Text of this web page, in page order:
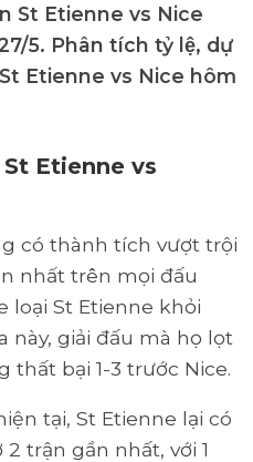
St Etienne vs Nice
5. Phân tích tỷ lệ, dự
Etienne vs Nice hôm
Etienne vs
có thành tích vượt trội
nhất trên mọi đấu
loại St Etienne khỏi
này, giải đấu mà họ lọt
bại 1-3 trước Nice.
tại, St Etienne lại có
trận gần nhất, với 1